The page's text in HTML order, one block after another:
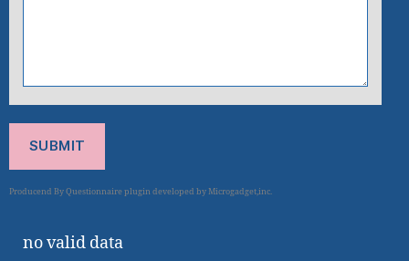
SUBMIT
no valid data